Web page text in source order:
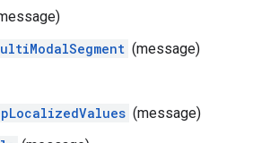
(message)
​​(message)